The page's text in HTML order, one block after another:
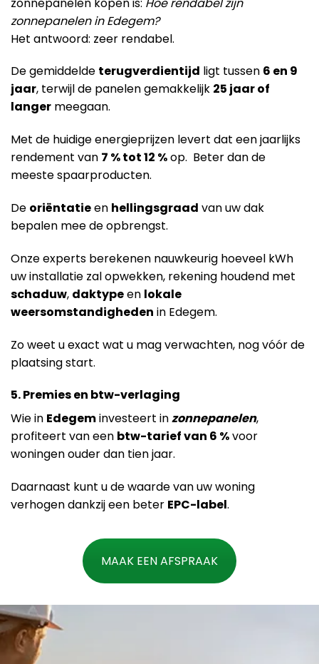
zonnepanelen in Edegem?
Het antwoord: zeer rendabel.
De gemiddelde terugverdientijd ligt tussen 6 en 9
jaar, terwijl de panelen gemakkelijk 25 jaar of
langer meegaan.
Met de huidige energieprijzen levert dat een jaarlijks
rendement van 7 % tot 12 %op. Beter dan de
meeste spaarproducten.
De oriëntatieen hellingsgraad van uw dak
bepalen mee de opbrengst.
Onze experts berekenen nauwkeurig hoeveel kWh
uw installatie zal opwekken, rekening houdend met
schaduw, daktypeen lokale
weersomstandigheden in Edegem.
Zo weet u exact wat u mag verwachten, nog vóór de
plaatsing start.
5. Premies en btw-verlaging
Wie in Edegeminvesteert inzonnepanelen,
profiteert van een btw-tarief van 6 %voor
woningen ouder dan tien jaar.
Daarnaast kunt u de waarde van uw woning
verhogen dankzij een beter EPC-label.
MAAK EEN AFSPRAAK